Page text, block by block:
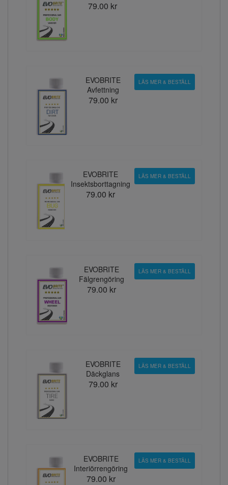
79.00 kr
EVOBRITE
Avfettning
79.00 kr
LÄS MER & BESTÄLL
EVOBRITE
Insektsborttagning
79.00 kr
LÄS MER & BESTÄLL
EVOBRITE
Fälgrengöring
79.00 kr
LÄS MER & BESTÄLL
EVOBRITE
Däckglans
79.00 kr
LÄS MER & BESTÄLL
EVOBRITE
Interiörrengöring
79.00 kr
LÄS MER & BESTÄLL